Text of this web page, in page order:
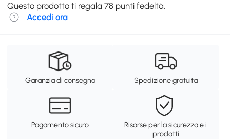
Questo prodotto ti regala 78 punti fedeltà.
Accedi ora
Garanzia di consegna Spedizione gratuita
Pagamento sicuro
Risorse per la sicurezza e i
prodotti